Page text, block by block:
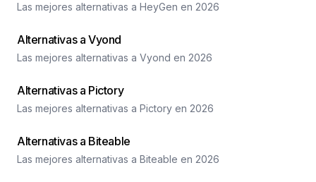
Las mejores alternativas a HeyGen en 2026
Alternativas a Vyond
Las mejores alternativas a Vyond en 2026
Alternativas a Pictory
Las mejores alternativas a Pictory en 2026
Alternativas a Biteable
Las mejores alternativas a Biteable en 2026